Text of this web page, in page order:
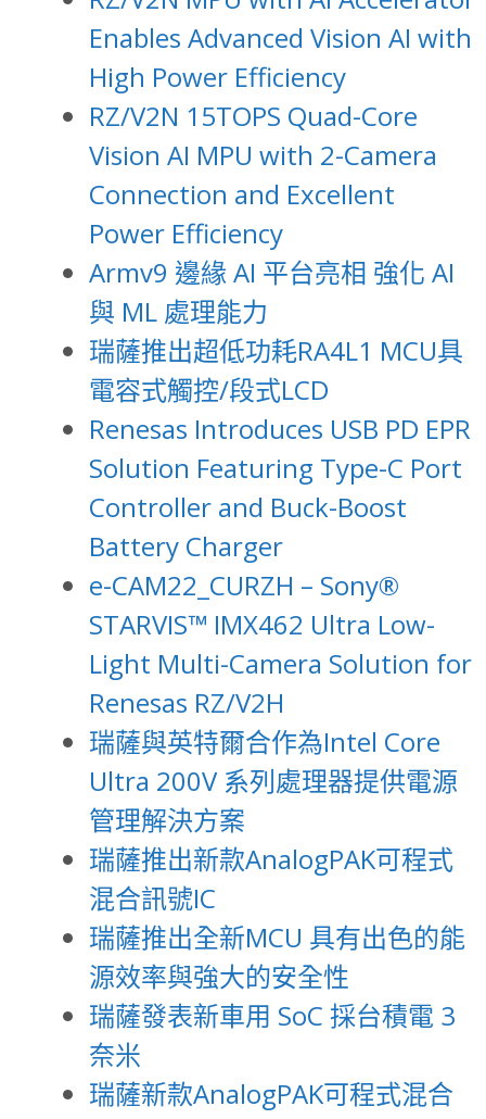
Enables Advanced Vision AI with
High Power Efficiency
RZ/V2N 15TOPS Quad-Core
Vision AI MPU with 2-Camera
Connection and Excellent
Power Efficiency
Armv9 邊緣 AI 平台亮相 強化 AI
與 ML 處理能力
瑞薩推出超低功耗RA4L1 MCU具
電容式觸控/段式LCD
Renesas Introduces USB PD EPR
Solution Featuring Type-C Port
Controller and Buck-Boost
Battery Charger
e-CAM22_CURZH – Sony®
STARVIS™ IMX462 Ultra Low-
Light Multi-Camera Solution for
Renesas RZ/V2H
瑞薩與英特爾合作為Intel Core
Ultra 200V 系列處理器提供電源
管理解決方案
瑞薩推出新款AnalogPAK可程式
混合訊號IC
瑞薩推出全新MCU 具有出色的能
源效率與強大的安全性
瑞薩發表新車用 SoC 採台積電 3
奈米
瑞薩新款AnalogPAK可程式混合